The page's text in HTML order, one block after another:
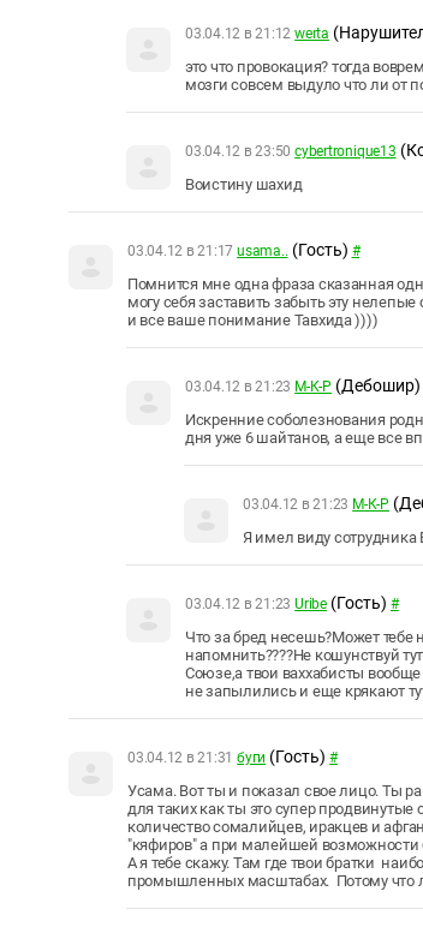
03.04.12 в 21:12 werta
это что провокация? тогда
мозги совсем выдуло что ли от
03.04.12 в 23:50 cybertronique13
Воистину шахид
03.04.12 в 21:17 usama.. (Гость) #
Помнится мне одна фраза сказанная
могу себя заставить забыть эту
и все ваше понимание Тавхида ))))
03.04.12 в 21:23 М-К-Р (Дебошир)
Искренние соболезнования
дня уже 6 шайтанов, а еще все
03.04.12 в 21:23 М-К-Р
Я имел виду сотрудника
03.04.12 в 21:23 Uribe (Гость) #
Что за бред несешь?Может тебе
напомнить????Не кошунствуй
Союзе,а твои ваххабисты
не запылились и еще крякают
03.04.12 в 21:31 буги (Гость) #
Усама. Вот ты и показал свое лицо. Ты
для таких как ты это супер
количество сомалийцев, иракцев и
"кяфиров" а при малейшей
А я тебе скажу. Там где твои братки
промышленных масштабах. Потому что